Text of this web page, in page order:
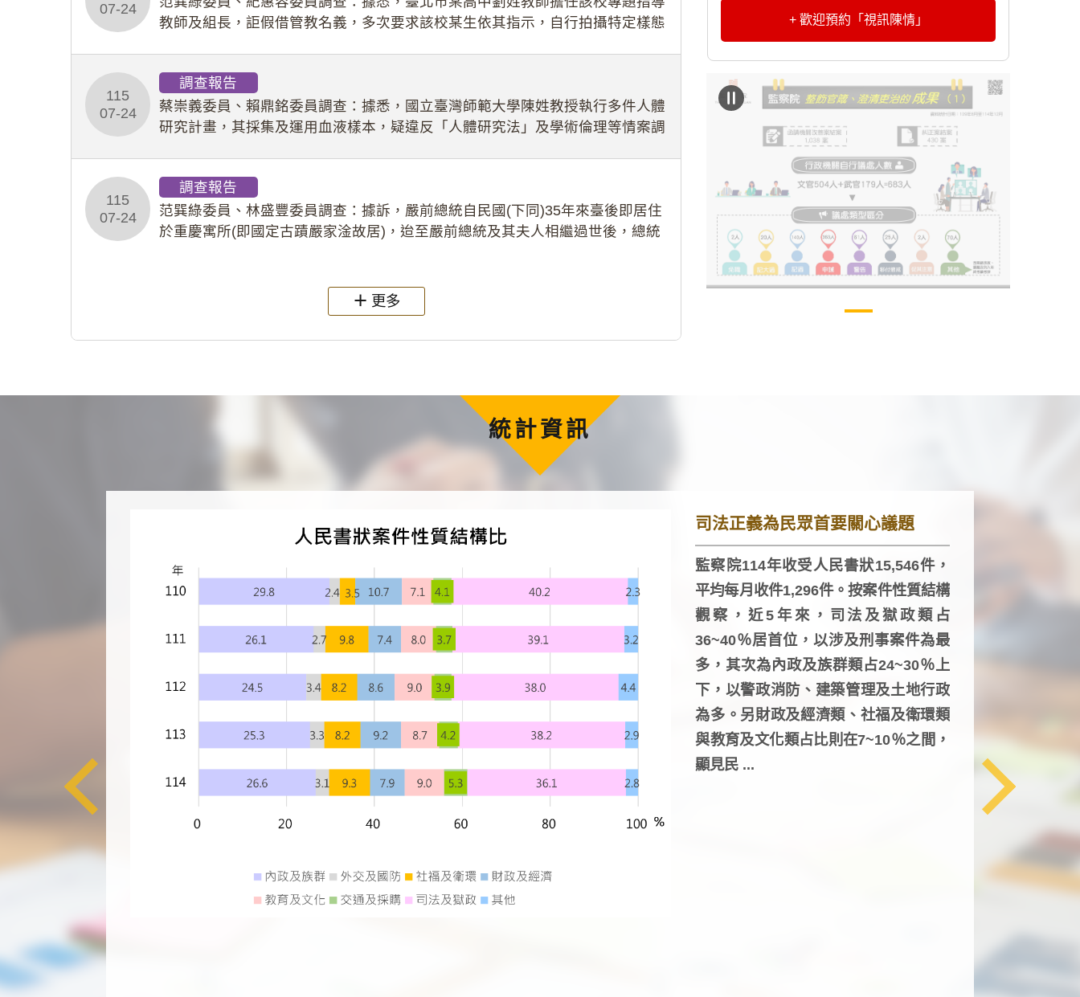
07-24
教師及組長，詎假借管教名義，多次要求該校某生依其指示，自行拍攝特定樣態
115
07-24
調查報告
蔡崇義委員、賴鼎銘委員調查：據悉，國立臺灣師範大學陳姓教授執行多件人體
研究計畫，其採集及運用血液樣本，疑違反「人體研究法」及學術倫理等情案調
115
07-24
調查報告
范巽綠委員、林盛豐委員調查：據訴，嚴前總統自民國(下同)35年來臺後即居住
於重慶寓所(即國定古蹟嚴家淦故居)，迨至嚴前總統及其夫人相繼過世後，總統
更多
+ 歡迎預約「視訊陳情」
統計資訊
司法正義為民眾首要關心議題
監察院114年收受人民書狀15,546件，
平均每月收件1,296件。按案件性質結構
觀察，近5年來，司法及獄政類占
36~40％居首位，以涉及刑事案件為最
多，其次為內政及族群類占24~30％上
下，以警政消防、建築管理及土地行政
為多。另財政及經濟類、社福及衛環類
與教育及文化類占比則在7~10％之間，
顯見民 ...